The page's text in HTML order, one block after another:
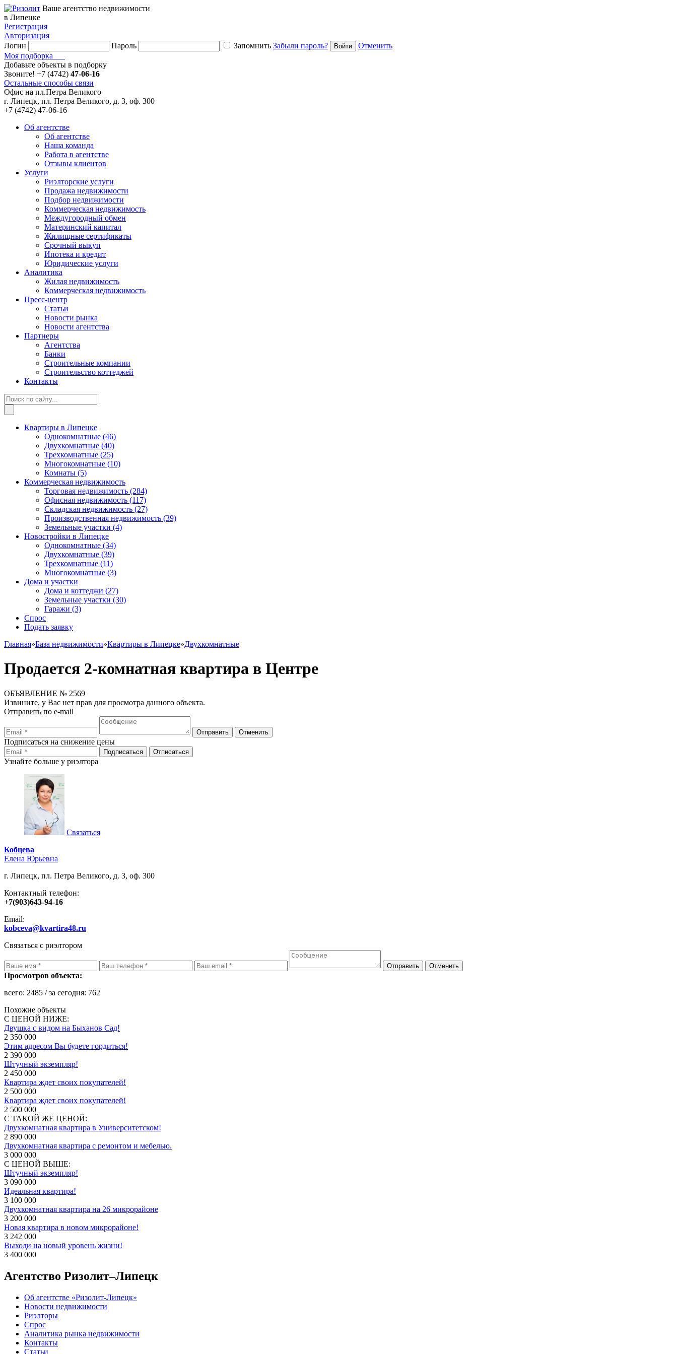
Ваше агентство недвижимости
в Липецке
Регистрация
Авторизация
Логин
Пароль Запомнить Забыли пароль?
Отменить
Моя подборка
Добавьте объекты в подборку
Звоните! +7 (4742) 47-06-16
Остальные способы связи
Офис на пл.Петра Великого
г. Липецк, пл. Петра Великого, д. 3, оф. 300
+7 (4742) 47-06-16
Об агентстве
Об агентстве
Наша команда
Работа в агентстве
Отзывы клиентов
Услуги
Риэлторские услуги
Продажа недвижимости
Подбор недвижимости
Коммерческая недвижимость
Междугородный обмен
Материнский капитал
Жилищные сертификаты
Срочный выкуп
Ипотека и кредит
Юридические услуги
Аналитика
Жилая недвижимость
Коммерческая недвижимость
Пресс-центр
Статьи
Новости рынка
Новости агентства
Партнеры
Агентства
Банки
Строительные компании
Строительство коттеджей
Контакты
Квартиры в Липецке
Однокомнатные (46)
Двухкомнатные (40)
Трехкомнатные (25)
Многокомнатные (10)
Комнаты (5)
Коммерческая недвижимость
Торговая недвижимость (284)
Офисная недвижимость (117)
Складская недвижимость (27)
Производственная недвижимость (39)
Земельные участки (4)
Новостройки в Липецке
Однокомнатные (34)
Двухкомнатные (39)
Трехкомнатные (11)
Многокомнатные (3)
Дома и участки
Дома и коттеджи (27)
Земельные участки (30)
Гаражи (3)
Спрос
Подать заявку
Главная»База недвижимости»Квартиры в Липецке»Двухкомнатные
Продается 2-комнатная квартира в Центре
ОБЪЯВЛЕНИЕ № 2569
Извините, у Вас нет прав для просмотра данного объекта.
Отправить по e-mail
Подписаться на снижение цены
Узнайте больше у риэлтора
Связаться
Кобцева
Елена Юрьевна
г. Липецк, пл. Петра Великого, д. 3, оф. 300
Контактный телефон:
+7(903)643-94-16
Email:
kobceva@kvartira48.ru
Связаться с риэлтором
Просмотров объекта:
всего: 2485 / за сегодня: 762
Похожие объекты
С ЦЕНОЙ НИЖЕ:
Двушка с видом на Быханов Сад!
2 350 000
Этим адресом Вы будете гордиться!
2 390 000
Штучный экземпляр!
2 450 000
Квартира ждет своих покупателей!
2 500 000
Квартира ждет своих покупателей!
2 500 000
С ТАКОЙ ЖЕ ЦЕНОЙ:
Двухкомнатная квартира в Университетском!
2 890 000
Двухкомнатная квартира с ремонтом и мебелью.
3 000 000
С ЦЕНОЙ ВЫШЕ:
Штучный экземпляр!
3 090 000
Идеальная квартира!
3 100 000
Двухкомнатная квартира на 26 микрорайоне
3 200 000
Новая квартира в новом микрорайоне!
3 242 000
Выходи на новый уровень жизни!
3 400 000
Агентство Ризолит–Липецк
Об агентстве «Ризолит-Липецк»
Новости недвижимости
Риэлторы
Спрос
Аналитика рынка недвижимости
Контакты
Статьи